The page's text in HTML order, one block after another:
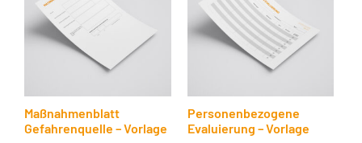
Maßnahmenblatt
Gefahrenquelle – Vorlage
Personenbezogene
Evaluierung – Vorlage